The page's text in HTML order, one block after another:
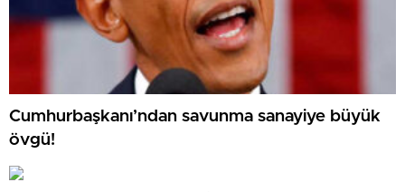
Cumhurbaşkanı’ndan savunma sanayiye büyük
övgü!